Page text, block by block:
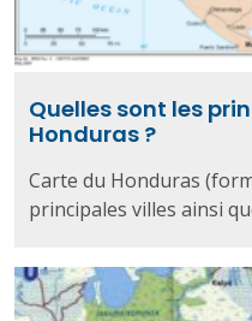
Quelles sont les
Honduras ?
Carte du Honduras
principales villes ainsi